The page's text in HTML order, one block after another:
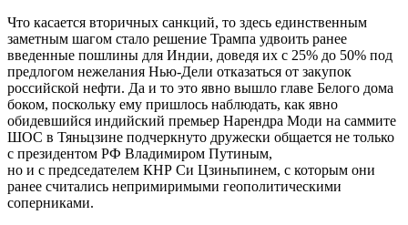
Что касается вторичных санкций, то здесь единственным
заметным шагом стало решение Трампа удвоить ранее
введенные пошлины для Индии, доведя их с 25% до 50% под
предлогом нежелания Нью-Дели отказаться от закупок
российской нефти. Да и то это явно вышло главе Белого дома
боком, поскольку ему пришлось наблюдать, как явно
обидевшийся индийский премьер Нарендра Моди на саммите
ШОС в Тяньцзине подчеркнуто дружески общается не только
с президентом РФ Владимиром Путиным,
но и с председателем КНР Си Цзиньпинем, с которым они
ранее считались непримиримыми геополитическими
соперниками.